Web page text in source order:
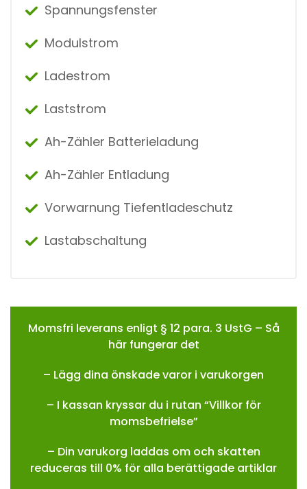
Spannungsfenster
Modulstrom
Ladestrom
Laststrom
Ah-Zähler Batterieladung
Ah-Zähler Entladung
Vorwarnung Tiefentladeschutz
Lastabschaltung
Momsfri leverans enligt § 12 para. 3 UstG – Så
här fungerar det
– Lägg dina önskade varor i varukorgen
– I kassan kryssar du i rutan “Villkor för
momsbefrielse”
– Din varukorg laddas om och skatten
reduceras till 0% för alla berättigade artiklar